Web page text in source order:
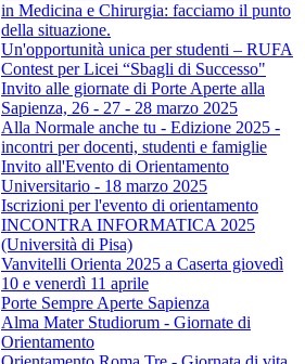
in Medicina e Chirurgia: facciamo il punto
della situazione.
Un'opportunità unica per studenti – RUFA
Contest per Licei “Sbagli di Successo"
Invito alle giornate di Porte Aperte alla
Sapienza, 26 - 27 - 28 marzo 2025
Alla Normale anche tu - Edizione 2025 -
incontri per docenti, studenti e famiglie
Invito all'Evento di Orientamento
Universitario - 18 marzo 2025
Iscrizioni per l'evento di orientamento
INCONTRA INFORMATICA 2025
(Università di Pisa)
Vanvitelli Orienta 2025 a Caserta giovedì
10 e venerdì 11 aprile
Porte Sempre Aperte Sapienza
Alma Mater Studiorum - Giornate di
Orientamento